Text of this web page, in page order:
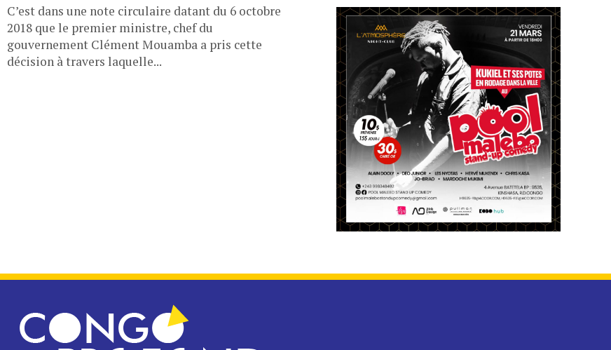
C’est dans une note circulaire datant du 6 octobre
2018 que le premier ministre, chef du
gouvernement Clément Mouamba a pris cette
décision à travers laquelle...